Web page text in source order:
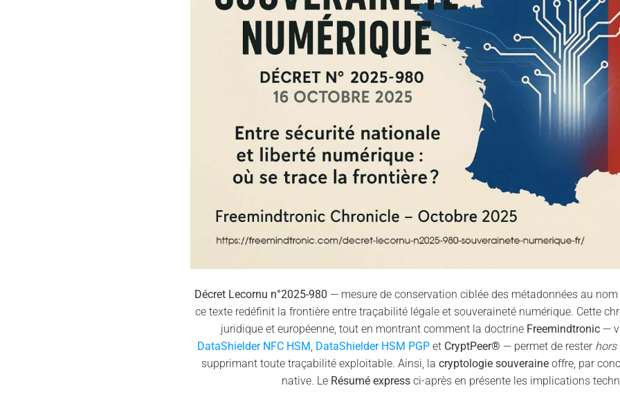
Décret Lecornu n°2025-980 — mesure de conservation ciblée des métadonnées au
ce texte redéfinit la frontière entre traçabilité légale et souveraineté numérique. Cette
juridique et européenne, tout en montrant comment la doctrine Freemindtronic—
DataShielder NFC HSM DataShielder HSM PGPet CryptPeer® — permet de rester hors
supprimant toute traçabilité exploitable. Ainsi, la cryptologie souveraineoffre, par
native. Le Résumé expressci-après en présente les implications